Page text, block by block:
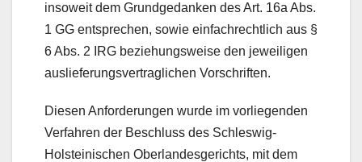
insoweit dem Grundgedanken des Art. 16a Abs.
1 GG entsprechen, sowie einfachrechtlich aus §
6 Abs. 2 IRG beziehungsweise den jeweiligen
auslieferungsvertraglichen Vorschriften.
Diesen Anforderungen wurde im vorliegenden
Verfahren der Beschluss des Schleswig-
Holsteinischen Oberlandesgerichts, mit dem